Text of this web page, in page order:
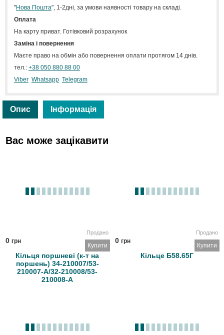
"Нова Пошта", 1-2дні, за умови наявності товару на складі.
Оплата
На карту приват. Готівковий розрахунок
Заміна і повернення
Маєте право на обмін або повернення оплати протягом 14 днів.
тел.: +38 050 880 88 00
Viber Whatsapp Telegram
Опис Інформація
Вас може зацікавити
Продано
0 грн
Купити
Кільця поршневі (к-т на
поршень) 34-210007/53-
210007-А/32-210008/53-
210008-А
Продано
0 грн
Купити
Кільце Б58.65Г